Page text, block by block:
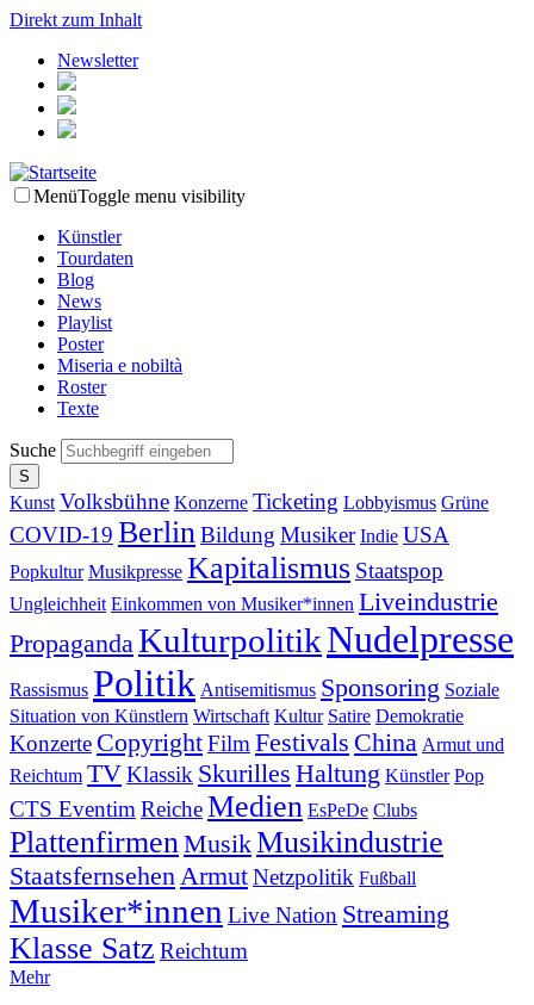
Direkt zum Inhalt
Newsletter
MenüToggle menu visibility
Künstler
Tourdaten
Blog
News
Playlist
Poster
Miseria e nobiltà
Roster
Texte
Suche
Kunst Volksbühne Konzerne Ticketing Lobbyismus Grüne
COVID-19 BerlinBildung Musiker Indie USA
Popkultur Musikpresse Kapitalismus Staatspop
Ungleichheit Einkommen von Musiker*innen Liveindustrie
PropagandaKulturpolitikNudelpresse
Rassismus Politik Antisemitismus Sponsoring Soziale
Situation von Künstlern Wirtschaft Kultur Satire Demokratie
Konzerte CopyrightFilm Festivals China Armut und
Reichtum TVKlassik Skurilles Haltung Künstler Pop
CTS Eventim ReicheMedien EsPeDe Clubs
PlattenfirmenMusikMusikindustrie
StaatsfernsehenArmutNetzpolitik Fußball
Musiker*innen Live Nation Streaming
Klasse Satz Reichtum
Mehr